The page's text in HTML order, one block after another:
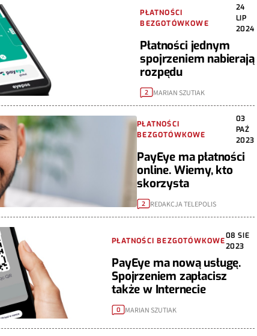
PŁATNOŚCI
BEZGOTÓWKOWE
24
LIP
2024
Płatności jednym
spojrzeniem nabierają
rozpędu
2 MARIAN SZUTIAK
PŁATNOŚCI
BEZGOTÓWKOWE
03
PAŹ
2023
PayEye ma płatności
online. Wiemy, kto
skorzysta
2 REDAKCJA TELEPOLIS
PŁATNOŚCI BEZGOTÓWKOWE
08 SIE
2023
PayEye ma nową usługę.
Spojrzeniem zapłacisz
także w Internecie
0 MARIAN SZUTIAK